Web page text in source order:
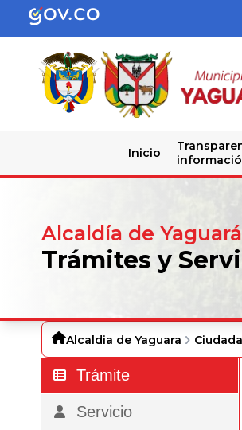
Inicio
Alcaldía de Yaguará
Trámites y
Alcaldia de Yaguara
Trámite
Servicio